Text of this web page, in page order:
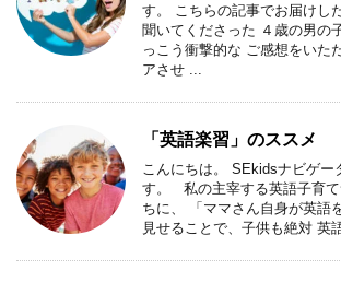
す。 こちらの記事でお届けし
聞いてくださった ４歳の男の
っこう衝撃的な ご感想をいた
アさせ ...
「英語楽習」のススメ
こんにちは。 SEkidsナビゲー
す。 私の主宰する英語子育
ちに、 「ママさん自身が英語
見せることで、子供も絶対 英